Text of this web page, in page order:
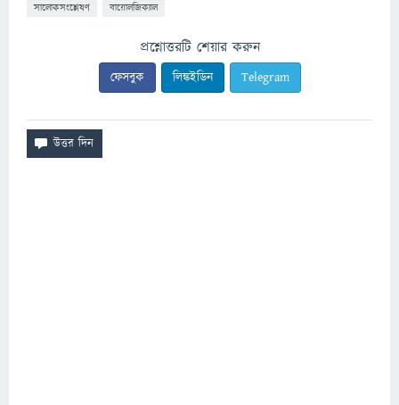
সালোকসংশ্লেষণ বায়োলজিক্যাল
প্রশ্নোত্তরটি শেয়ার করুন
ফেসবুক লিঙ্কইডিন Telegram